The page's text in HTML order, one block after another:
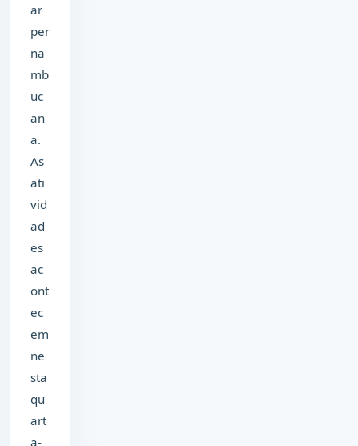
ar
per
na
mb
uc
an
a.
As
ati
vid
ad
es
ac
ont
ec
em
ne
sta
qu
art
a-